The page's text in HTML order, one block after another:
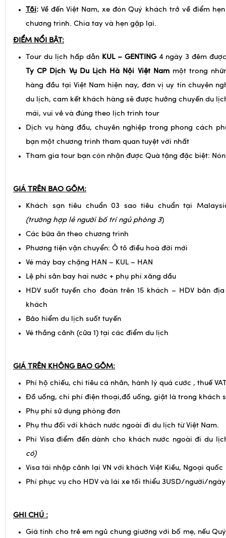
Chiều
:Quý khách khởi hành đi tham quan Thành phố
Xe và HDV đưa đoàn ra sân bay làm thủ tục đáp chuyến bay
Tối:Về đến Việt Nam, xe đón Quý khách trở về điểm
chương trình. Chia tay và hẹn gặp lại.
ĐIỂM NỔI BẬT:
Tour du lịch hấp dẫnKUL – GENTING 4 ngày 3 đêm
Ty CP Dịch Vụ Du Lịch Hà Nội Việt Nammột trong
hàng đầu tại Việt Nam hiện nay, đơn vị uy tín chuyên
du lịch, cam kết khách hàng sẽ được hưởng chuyến du
mái, vui vẻ và đúng theo lịch trình tour
Dịch vụ hàng đầu, chuyên nghiệp trong phong cách
Tham gia tour bạn còn nhận được Quà tặng đặc biệt:
GIÁ TRÊN BAO GỒM:
Khách sạn tiêu chuẩn 03 sao tiêu chuẩn tại
(trường hợp lẻ người bố trí ngủ phòng 3 )
Các bữa ăn theo chương trình
Phương tiện vận chuyển: Ô tô điều hoà đời mới
Vé máy bay chặng HAN – KUL – HAN
Lệ phí sân bay hai nước + phụ phí xăng dầu
HDV suốt tuyến cho đoàn trên 15 khách – HDV bản
khách
Vé thắng cảnh (cửa 1) tại các điểm du lịch
GIÁ TRÊN KHÔNG BAO GỒM:
Phí hộ chiếu, chi tiêu cá nhân, hành lý quá cước , thuế
Đồ uống, chi phí điện thoại,đồ uống, giặt là trong khách
Phụ phí sử dụng phòng đơn
Phụ thu đối với khách nước ngoài đi du lịch từ Việt Nam.
Phí Visa điểm đến dành cho khách nước ngoài đi du
có)
Phí phục vụ cho HDV và lái xe tối thiểu 3USD/người/ngày